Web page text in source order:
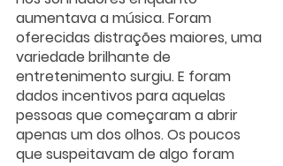
aumentava a música. Foram
oferecidas distrações maiores, uma
variedade brilhante de
entretenimento surgiu. E foram
dados incentivos para aquelas
pessoas que começaram a abrir
apenas um dos olhos. Os poucos
que suspeitavam de algo foram